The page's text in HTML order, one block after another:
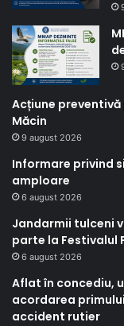
Acțiune
Măcin
9 august 2026
Informare privind
amploare
6 august 2026
Jandarmii tulceni
parte la Festivalul
6 august 2026
Aflat în concediu,
acordarea
accident rutier